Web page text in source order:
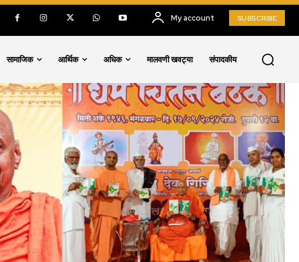
My account SUBSCRIBE
सामाजिक आर्थिक अधिक मालवणी खवट्या संपादकीय